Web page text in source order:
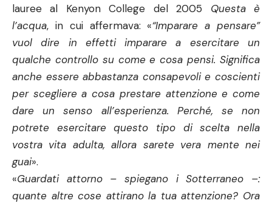
lauree al Kenyon College del 2005 Questa è
l’acqua, in cui affermava: «“Imparare a pensare”
vuol dire in effetti imparare a esercitare un
qualche controllo su come e cosa pensi. Significa
anche essere abbastanza consapevoli e coscienti
per scegliere a cosa prestare attenzione e come
dare un senso all’esperienza. Perché, se non
potrete esercitare questo tipo di scelta nella
vostra vita adulta, allora sarete vera mente nei
guai».
«Guardati attorno – spiegano i Sotterraneo –:
quante altre cose attirano la tua attenzione? Ora